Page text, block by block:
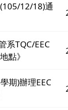
12/18)通
系TQC/EEC
點》
期)辦理EEC